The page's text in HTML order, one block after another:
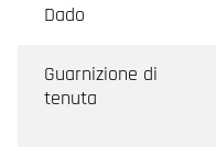
Dado
Guarnizione di
tenuta